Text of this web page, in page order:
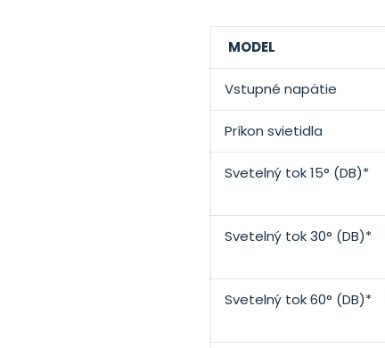
MODEL
Vstupné napätie
Príkon svietidla
Svetelný tok 15° (DB)*
Svetelný tok 30° (DB)*
Svetelný tok 60° (DB)*